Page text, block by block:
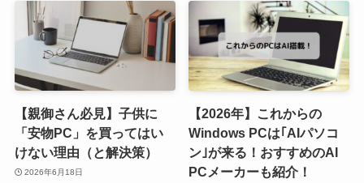
【親御さん必見】子供に
「安物PC」を買ってはい
けない理由（と解決策）
2026年6月18日
【2026年】これからの
Windows PCは｢AIパソコ
ン｣が来る！おすすめのAI
PCメーカーも紹介！